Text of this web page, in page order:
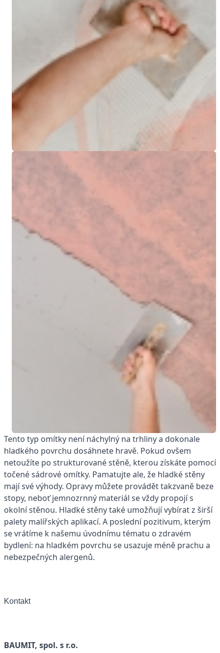
Tento typ omítky není náchylný na trhliny a dokonale
hladkého povrchu dosáhnete hravě. Pokud ovšem
netoužíte po strukturované stěně, kterou získáte pomocí
točené sádrové omítky. Pamatujte ale, že hladké stěny
mají své výhody. Opravy můžete provádět takzvaně beze
stopy, neboť jemnozrnný materiál se vždy propojí s
okolní stěnou. Hladké stěny také umožňují vybírat z širší
palety malířských aplikací. A poslední pozitivum, kterým
se vrátíme k našemu úvodnímu tématu o zdravém
bydlení: na hladkém povrchu se usazuje méně prachu a
nebezpečných alergenů.
Kontakt
BAUMIT, spol. s r.o.